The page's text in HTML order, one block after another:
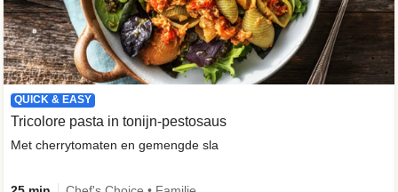
QUICK & EASY
Tricolore pasta in tonijn-pestosaus
Met cherrytomaten en gemengde sla